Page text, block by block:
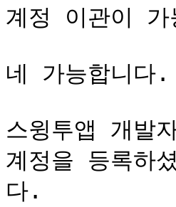
계정 이관이
네 가능합니다.
스윙투앱 개발
계정을 등록하
다.